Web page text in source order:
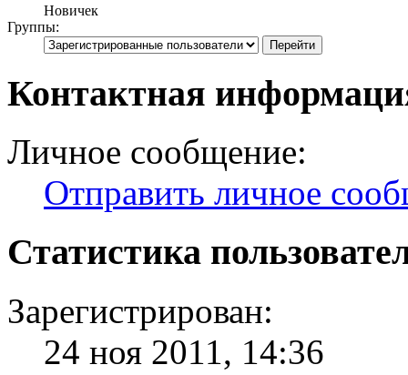
Новичек
Группы:
Контактная
Личное сообщение:
Отправить личное
Статистика
Зарегистрирован:
24 ноя 2011, 14:36